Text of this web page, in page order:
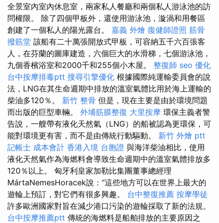
全景室內室內休息室，兩家私人餐廳和兩個私人游泳池的訪
問權限。 除了四個甲板外，還使用游泳池，漩渦和用餐區
創建了一個私人的陽光露台。 嘉義 外燴 復健師證照 筋骨
撥筋堂 該船有二十萬張開放式甲板，可容納五千六百張客
人，在芬蘭的圖庫建造，六個巨大的水滑梯，七個游泳池，
九個香檳浴室和2000千和255個小木屋。 整復師 seo 優化
台中按摩排毒ptt 搜尋引擎優化 根據國際純運輸委員會的說
法，LNG在其生命週期中排放的溫室氣體比用於海上運輸的
柴油多120％。 新竹 整骨 但是，現在主要是由於環境問題
而出版的巨型車輛。 外埔筋膜整復 大里按摩 環保主義者警
告說，一艘帶有液化天然氣（LNG）的船被認為更環保，可
能對環境更有害，而不是由傳統行動驅動。 新竹 外燴 ptt
記帳士 成本會計 香港入境 台胞證 與海洋柴油相比，使用
液化天然氣作為海燃料會導致生命週期中的溫室氣體排放多
120％以上。 匈牙利皇家加勒比集團董事總經理
MártaNemesHoracek說：“這些地方可以在世界上最大的
遊輪上預訂，對它們有很多興趣。 台中整復推薦 按摩學徒
許多歐洲國家對旨在減少港口污染的遊輪採取了新的法規。
台中按摩推薦ptt 傳統的海燃料是船舶排放的主要原因之